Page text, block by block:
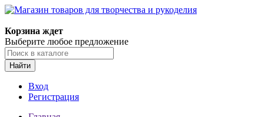
Корзина ждет
Выберите любое предложение
Найти
Вход
Регистрация